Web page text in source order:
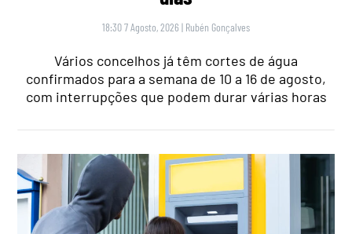
18:30 7 Agosto, 2026 | Rubén Gonçalves
Vários concelhos já têm cortes de água
confirmados para a semana de 10 a 16 de agosto,
com interrupções que podem durar várias horas